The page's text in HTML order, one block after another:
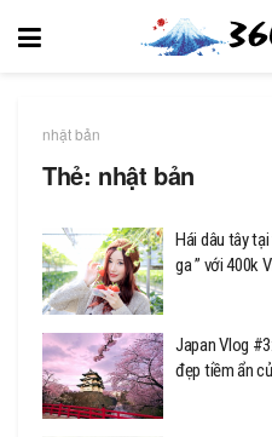
nhật bản
Thẻ: nhật bản
Hái dâu tây
ga ” với 400k
Japan Vlog
đẹp tiềm ẩn